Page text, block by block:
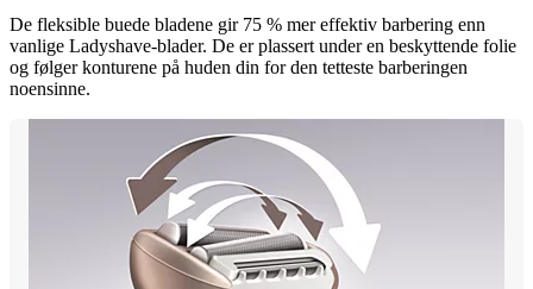
De fleksible buede bladene gir 75 % mer effektiv barbering enn
vanlige Ladyshave-blader. De er plassert under en beskyttende folie
og følger konturene på huden din for den tetteste barberingen
noensinne.